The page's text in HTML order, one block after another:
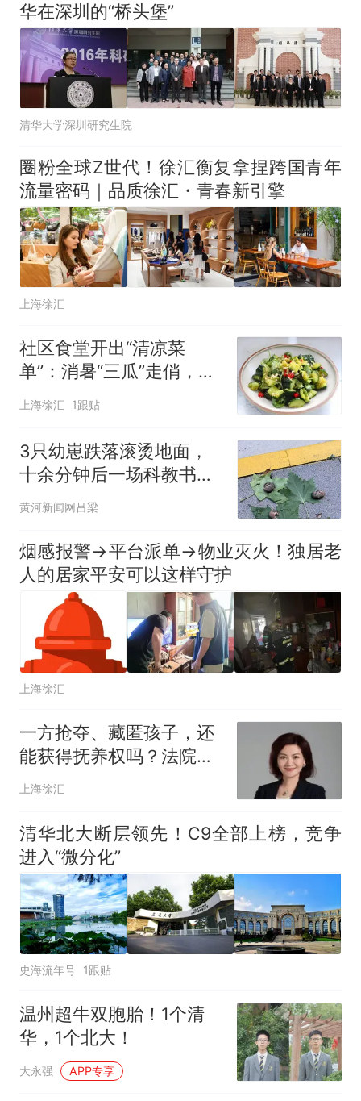
华在深圳的“桥头堡”
清华大学深圳研究生院
圈粉全球Z世代！徐汇衡复拿捏跨国青年
流量密码｜品质徐汇・青春新引擎
上海徐汇
社区食堂开出“清凉菜
单”：消暑“三瓜”走俏，少
油软烂专为长者定制
上海徐汇 1跟贴
3只幼崽跌落滚烫地面，
十余分钟后一场科教书式
救援
黄河新闻网吕梁
烟感报警→平台派单→物业灭火！独居老
人的居家平安可以这样守护
上海徐汇
一方抢夺、藏匿孩子，还
能获得抚养权吗？法院这
样判→｜智汇谭法
上海徐汇
清华北大断层领先！C9全部上榜，竞争
进入“微分化”
史海流年号 1跟贴
温州超牛双胞胎！1个清
华，1个北大！
大永强 APP专享